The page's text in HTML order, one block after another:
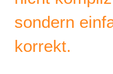
sondern
korrekt.